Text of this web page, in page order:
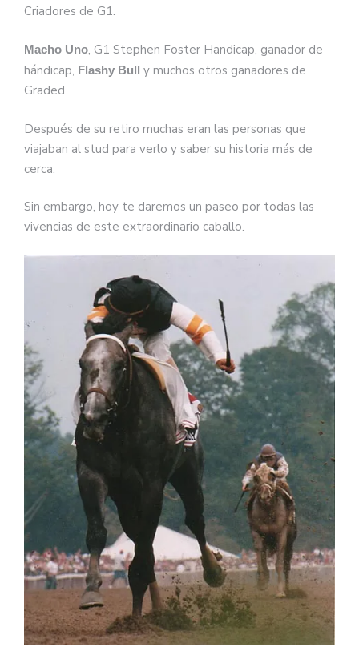
Criadores de G1.
Macho Uno, G1 Stephen Foster Handicap, ganador de
hándicap, Flashy Bull y muchos otros ganadores de
Graded
Después de su retiro muchas eran las personas que
viajaban al stud para verlo y saber su historia más de
cerca.
Sin embargo, hoy te daremos un paseo por todas las
vivencias de este extraordinario caballo.